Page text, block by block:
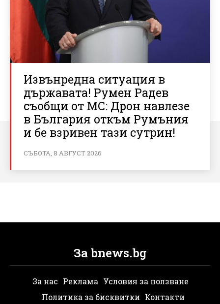
Извънредна ситуация в
държавата! Румен Радев
съобщи от МС: Дрон навлезе
в България откъм Румъния
и бе взривен тази сутрин!
СЪБОТА, 8 АВГУСТ 2026
За bnews.bg
За нас Реклама Условия за ползване
Политика за бисквитки Контакти